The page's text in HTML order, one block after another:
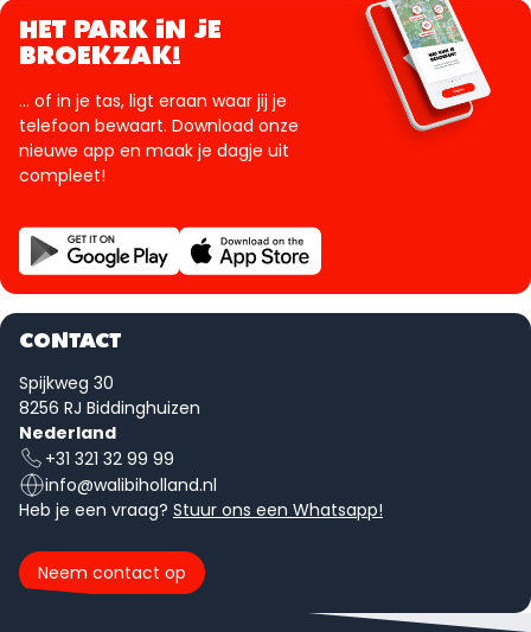
HET PARK IN JE
BROEKZAK!
... of in je tas, ligt eraan waar jij je
telefoon bewaart. Download onze
nieuwe app en maak je dagje uit
compleet!
CONTACT
Spijkweg 30
8256 RJ Biddinghuizen
Nederland
+31 321 32 99 99
info@walibiholland.nl
Heb je een vraag? Stuur ons een Whatsapp!
Neem contact op